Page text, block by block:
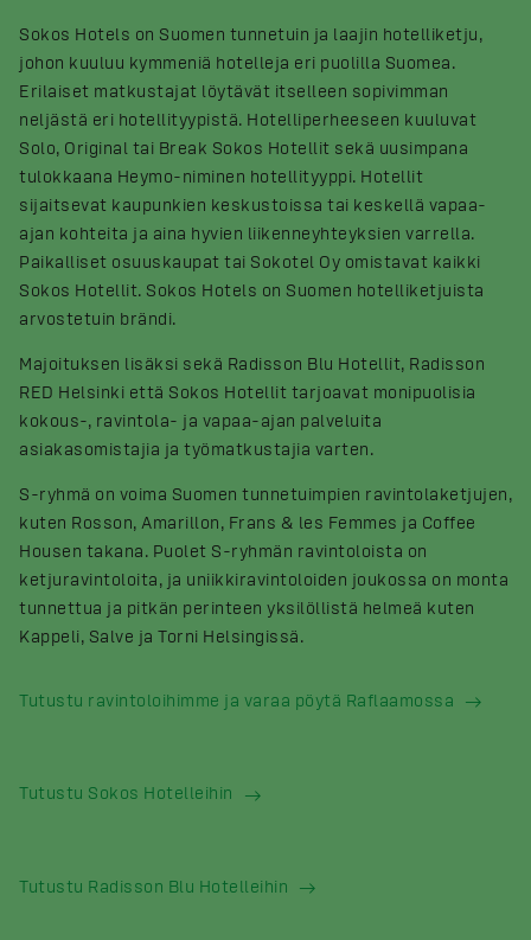
Sokos Hotels on Suomen tunnetuin ja laajin hotelliketju,
johon kuuluu kymmeniä hotelleja eri puolilla Suomea.
Erilaiset matkustajat löytävät itselleen sopivimman
neljästä eri hotellityypistä. Hotelliperheeseen kuuluvat
Solo, Original tai Break Sokos Hotellit sekä uusimpana
tulokkaana Heymo-niminen hotellityyppi. Hotellit
sijaitsevat kaupunkien keskustoissa tai keskellä vapaa-
ajan kohteita ja aina hyvien liikenneyhteyksien varrella.
Paikalliset osuuskaupat tai Sokotel Oy omistavat kaikki
Sokos Hotellit. Sokos Hotels on Suomen hotelliketjuista
arvostetuin brändi.
Majoituksen lisäksi sekä Radisson Blu Hotellit, Radisson
RED Helsinki että Sokos Hotellit tarjoavat monipuolisia
kokous-, ravintola- ja vapaa-ajan palveluita
asiakasomistajia ja työmatkustajia varten.
S-ryhmä on voima Suomen tunnetuimpien ravintolaketjujen,
kuten Rosson, Amarillon, Frans & les Femmes ja Coffee
Housen takana. Puolet S-ryhmän ravintoloista on
ketjuravintoloita, ja uniikkiravintoloiden joukossa on monta
tunnettua ja pitkän perinteen yksilöllistä helmeä kuten
Kappeli, Salve ja Torni Helsingissä.
Tutustu ravintoloihimme ja varaa pöytä Raflaamossa
Tutustu Sokos Hotelleihin
Tutustu Radisson Blu Hotelleihin